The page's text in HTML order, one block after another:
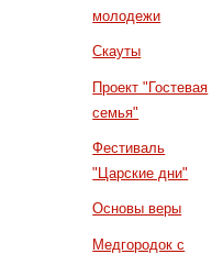
молодежи
Скауты
Проект "Гостевая
семья"
Фестиваль
"Царские дни"
Основы веры
Медгородок с